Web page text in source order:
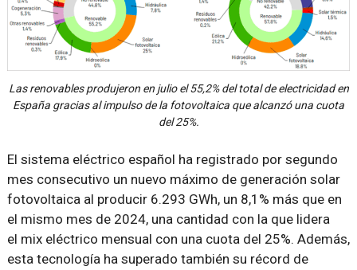
Las renovables produjeron en julio el 55,2% del total de electricidad en
España gracias al impulso de la fotovoltaica que alcanzó una cuota
del 25%.
El sistema eléctrico español ha registrado por segundo
mes consecutivo un nuevo máximo de generación solar
fotovoltaica al producir 6.293 GWh, un 8,1% más que en
el mismo mes de 2024, una cantidad con la que lidera
el mix eléctrico mensual con una cuota del 25%. Además,
esta tecnología ha superado también su récord de